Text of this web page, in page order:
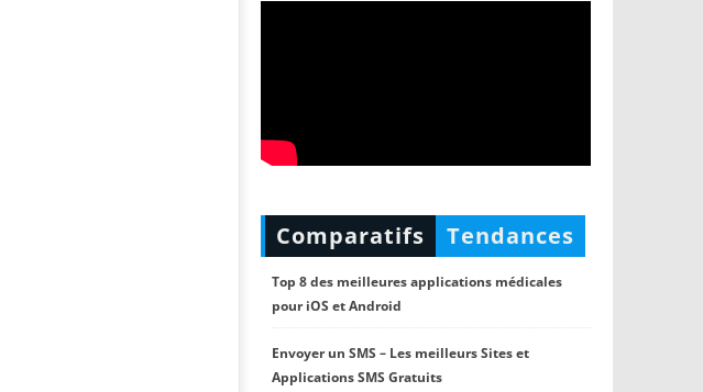
Comparatifs Tendances
Top 8 des meilleures applications médicales
pour iOS et Android
Envoyer un SMS – Les meilleurs Sites et
Applications SMS Gratuits